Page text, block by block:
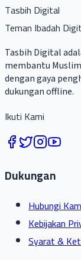
Tasbih Digital
Teman Ibadah
Tasbih Digital
membantu
dengan gaya
dukungan offline.
Ikuti Kami
Dukungan
Hubungi
Kebijakan
Syarat &